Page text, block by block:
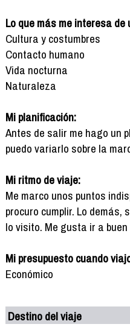
Lo que más me interesa de
Cultura y costumbres
Contacto humano
Vida nocturna
Naturaleza
Mi planificación:
Antes de salir me hago un
puedo variarlo sobre la
Mi ritmo de viaje:
Me marco unos puntos
procuro cumplir. Lo demás,
lo visito. Me gusta ir a
Mi presupuesto cuando
Económico
Destino del viaje